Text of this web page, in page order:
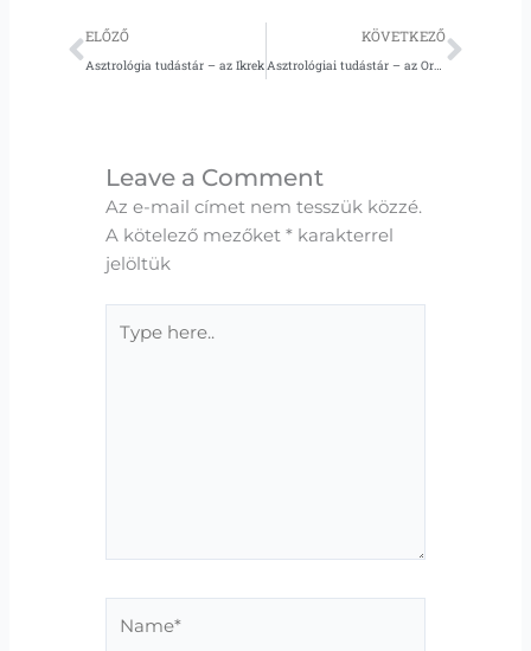
Előző
ELŐZŐ
Asztrológia tudástár – az Ikrek
KÖVETKEZŐ
Asztrológiai tudástár – az Oroszlán
Leave a Comment
Az e-mail címet nem tesszük közzé.
A kötelező mezőket *karakterrel
jelöltük
here..